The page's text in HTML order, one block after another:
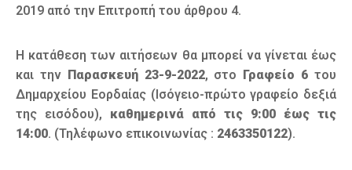
2019 από την Επιτροπή του άρθρου 4.
Η κατάθεση των αιτήσεων θα μπορεί να γίνεται έως
και την Παρασκευή 23-9-2022, στο Γραφείο 6 του
Δημαρχείου Εορδαίας (Ισόγειο-πρώτο γραφείο δεξιά
της εισόδου), καθημερινά από τις 9:00 έως τις
14:00. (Τηλέφωνο επικοινωνίας : 2463350122).